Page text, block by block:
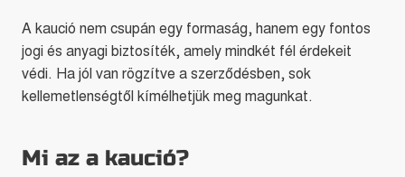
A kaució nem csupán egy formaság, hanem egy fontos
jogi és anyagi biztosíték, amely mindkét fél érdekeit
védi. Ha jól van rögzítve a szerződésben, sok
kellemetlenségtől kímélhetjük meg magunkat.
Mi az a kaució?